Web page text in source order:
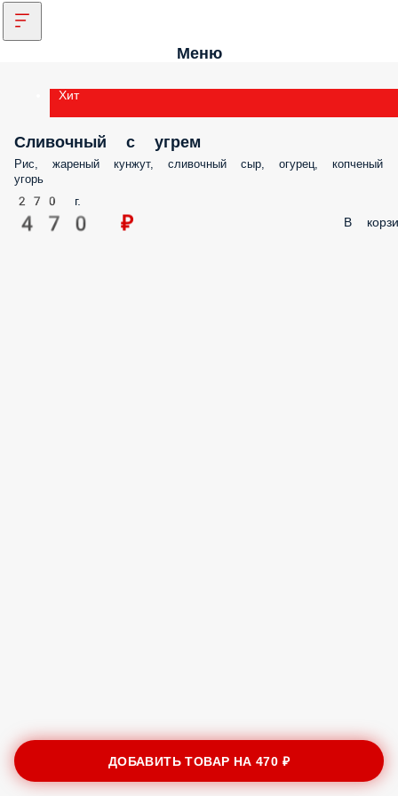
Меню
Хит
Сливочный с угрем
Рис, жареный кунжут, сливочный сыр, огурец, копченый
угорь
270 г.
470 ₽ В
ДОБАВИТЬ ТОВАР НА470 ₽